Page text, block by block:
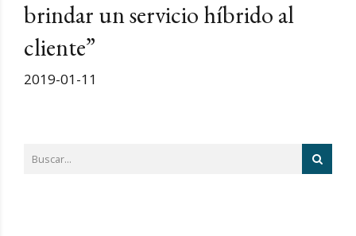
brindar un servicio híbrido al
cliente”
2019-01-11